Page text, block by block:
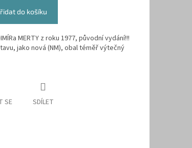
do košíku
MERTY z roku 1977, původní vydání!!!
jako nová (NM), obal téměř výtečný
SE SDÍLET